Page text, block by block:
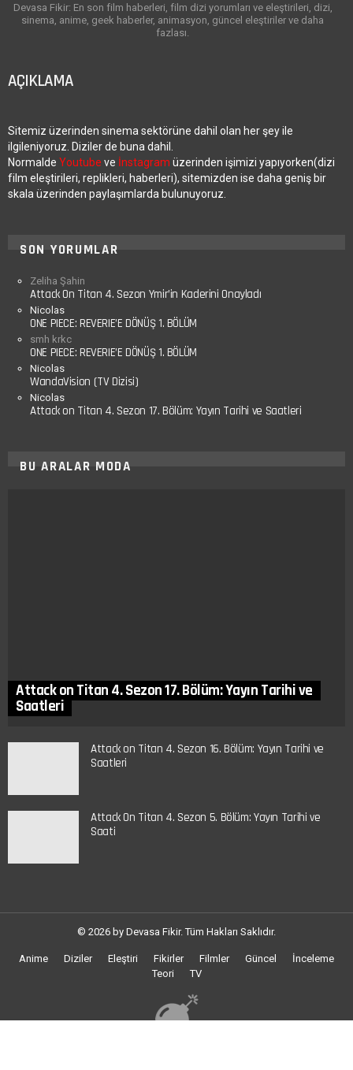
Devasa Fikir: En son film haberleri, film dizi yorumları ve eleştirileri, dizi,
sinema, anime, geek haberler, animasyon, güncel eleştiriler ve daha
fazlası.
AÇIKLAMA
Sitemiz üzerinden sinema sektörüne dahil olan her şey ile
ilgileniyoruz. Diziler de buna dahil.
Normalde Youtube ve İnstagram üzerinden işimizi yapıyorken(dizi
film eleştirileri, replikleri, haberleri), sitemizden ise daha geniş bir
skala üzerinden paylaşımlarda bulunuyoruz.
SON YORUMLAR
Zeliha Şahin
Attack On Titan 4. Sezon Ymir’in Kaderini Onayladı
Nicolas
ONE PIECE: REVERIE’E DÖNÜŞ 1. BÖLÜM
smh krkc
ONE PIECE: REVERIE’E DÖNÜŞ 1. BÖLÜM
Nicolas
WandaVision (TV Dizisi)
Nicolas
Attack on Titan 4. Sezon 17. Bölüm: Yayın Tarihi ve Saatleri
BU ARALAR MODA
Attack on Titan 4. Sezon 17. Bölüm: Yayın Tarihi ve
Saatleri
Attack on Titan 4. Sezon 16. Bölüm: Yayın Tarihi ve
Saatleri
Attack On Titan 4. Sezon 5. Bölüm: Yayın Tarihi ve
Saati
© 2026 by Devasa Fikir. Tüm Hakları Saklıdır.
Anime Diziler Eleştiri Fikirler Filmler Güncel
İnceleme
Teori
TV